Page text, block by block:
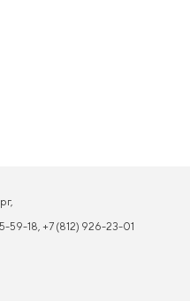
59-18, +7 (812) 926-23-01